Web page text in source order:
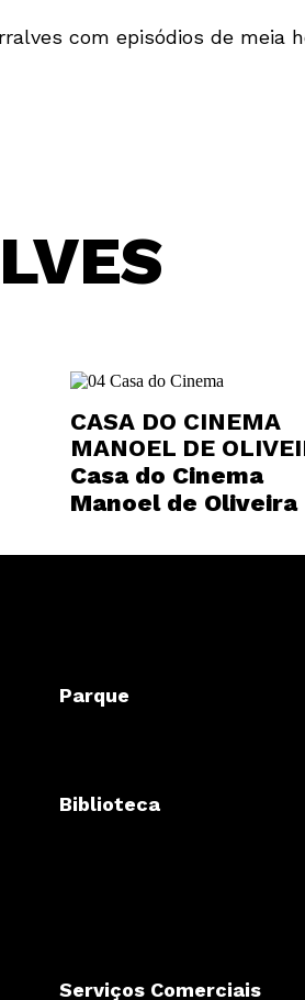
com episódios de meia
CASA DO CINEMA
MANOEL DE
Casa do Cinema
Manoel de Oliveira
Parque
Biblioteca
Serviços Comerciais